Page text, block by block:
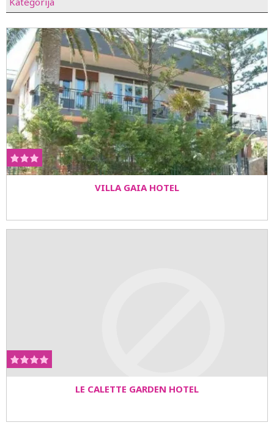
pređe 40 stepeni celzijusa. Možda se čini da sunce sija
jače, da su senke tamnije, ali je sigurno da se na Siciliji
živi punim plućima.
Ovo ostrvo nudi mnogo, bogatu prirodu i istoriju,
raznovrsnu kuhinju, povoljnu klimu.
Treba ga posetiti otvorenog srca i sa zdravim apetitom.
To je ostrvo sunca, božanstvenih plaža, vinograda,
antičkih maslinjaka i vulkana Etne.
VILLA GAIA HOTEL
LE CALETTE GARDEN HOTEL